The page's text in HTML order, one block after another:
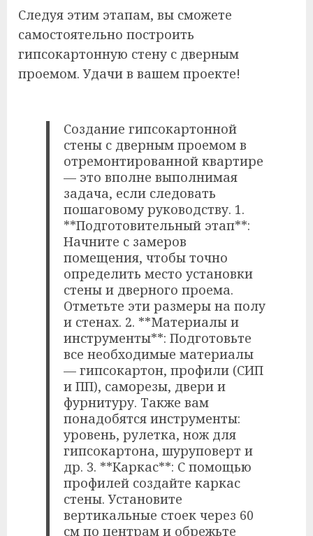
Следуя этим этапам, вы сможете
самостоятельно построить
гипсокартонную стену с дверным
проемом. Удачи в вашем проекте!
Создание гипсокартонной
стены с дверным проемом в
отремонтированной квартире
— это вполне выполнимая
задача, если следовать
пошаговому руководству. 1.
**Подготовительный этап**:
Начните с замеров
помещения, чтобы точно
определить место установки
стены и дверного проема.
Отметьте эти размеры на полу
и стенах. 2. **Материалы и
инструменты**: Подготовьте
все необходимые материалы
— гипсокартон, профили (СИП
и ПП), саморезы, двери и
фурнитуру. Также вам
понадобятся инструменты:
уровень, рулетка, нож для
гипсокартона, шуруповерт и
др. 3. **Каркас**: С помощью
профилей создайте каркас
стены. Установите
вертикальные стоек через 60
см по центрам и обрежьте